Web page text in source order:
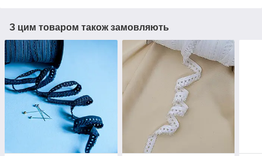
З цим товаром також замовляють